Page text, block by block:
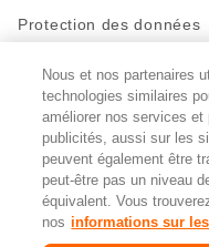
Protection des données
Restez en contact!
Facebook
http://https://
Paramètres des cookies
Nous et nos partenaires
technologies similaires
améliorer nos services
publicités, aussi sur les
peuvent également être
peut-être pas un niveau
équivalent. Vous
nos informations sur